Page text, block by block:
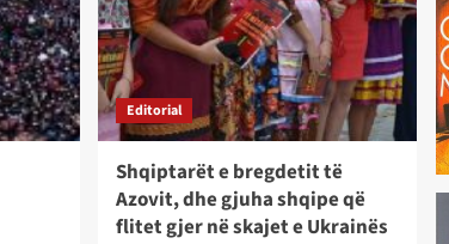
Editorial
Shqiptarët e bregdetit të
Azovit, dhe gjuha shqipe që
flitet gjer në skajet e Ukrainës